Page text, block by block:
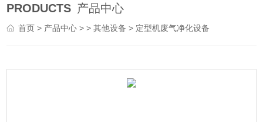
PRODUCTS 产品中心
首页 > 产品中心 > >其他设备 > 定型机废气净化设备